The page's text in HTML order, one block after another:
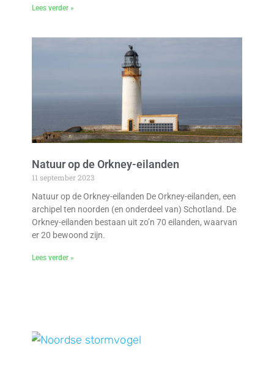
Lees verder »
Natuur op de Orkney-eilanden
11 september 2023
Natuur op de Orkney-eilanden De Orkney-eilanden, een
archipel ten noorden (en onderdeel van) Schotland. De
Orkney-eilanden bestaan uit zo’n 70 eilanden, waarvan
er 20 bewoond zijn.
Lees verder »